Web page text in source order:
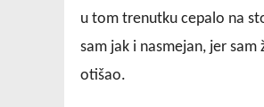
u tom trenutku cepalo na
sam jak i nasmejan, jer
otišao.